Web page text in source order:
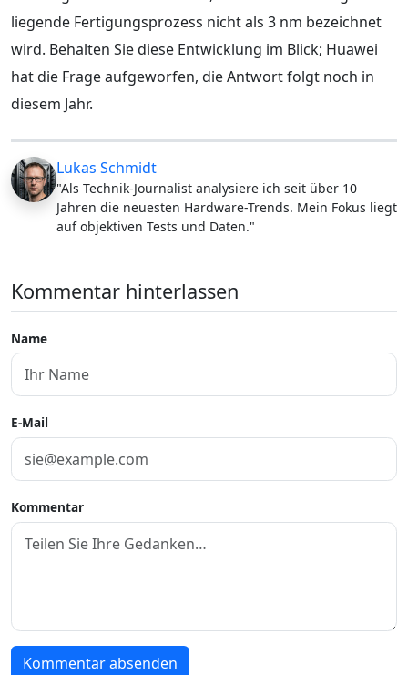
liegende Fertigungsprozess nicht als 3 nm bezeichnet
wird. Behalten Sie diese Entwicklung im Blick; Huawei
hat die Frage aufgeworfen, die Antwort folgt noch in
diesem Jahr.
Lukas Schmidt
"Als Technik-Journalist analysiere ich seit über 10
Jahren die neuesten Hardware-Trends. Mein Fokus liegt
auf objektiven Tests und Daten."
Kommentar hinterlassen
Name
E-Mail
Kommentar
Kommentar absenden